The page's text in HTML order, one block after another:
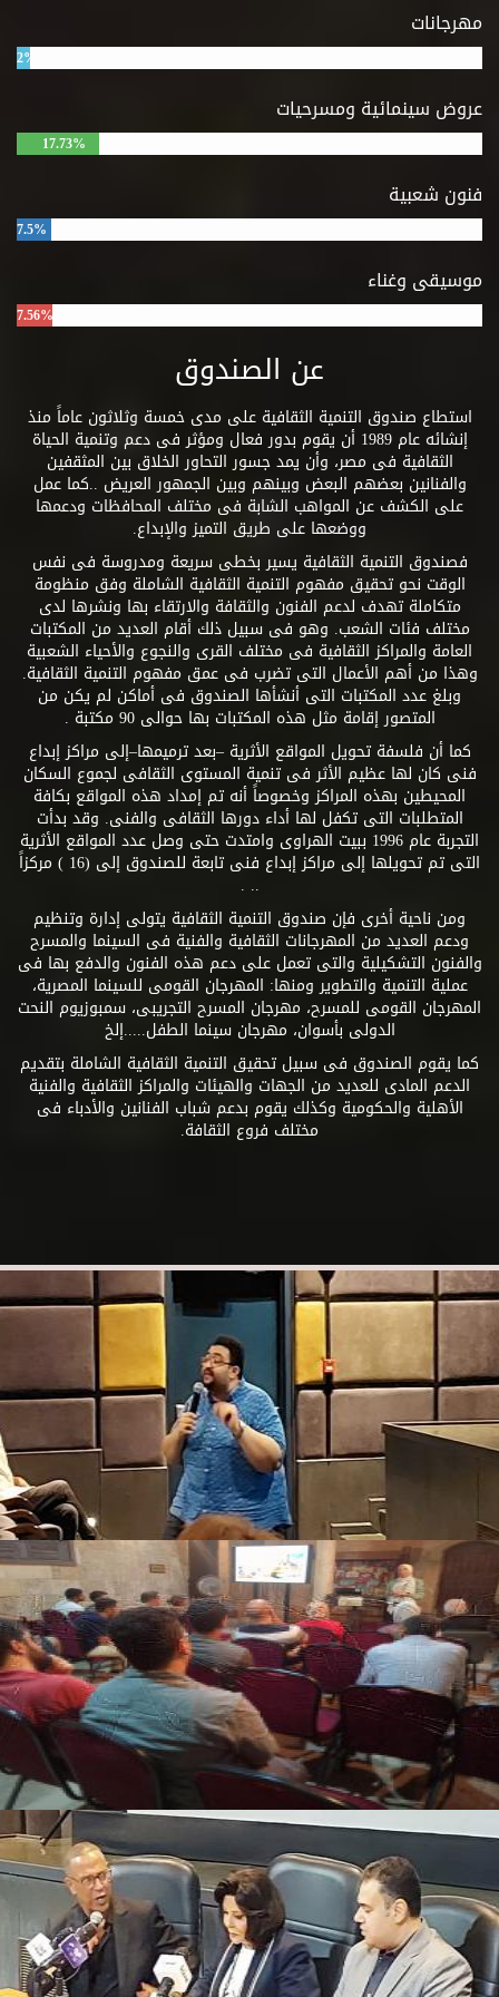
الأفلاطوني
واستمدوا منه
والديني
للواقع
لوك وتاسيسه
للمذهب
التجريبي ثم
وإسحق نيوتن
ثم صموئيل
كلارك
باركلي ويختم
عمله بدراسة
الفيلسوف
الإسكتلندي
ديفيد هيوم.
مهرجانات
2%
عروض سينمائية ومسرحيات
17.73%
فنون شعبية
7.5%
موسيقى وغناء
7.56%
عن الصندوق
استطاع صندوق التنمية الثقافية على مدى خمسة وثلاثون عاماً منذ
إنشائه عام 1989 أن يقوم بدور فعال ومؤثر فى دعم وتنمية الحياة
الثقافية فى مصر، وأن يمد جسور التحاور الخلاق بين المثقفين
والفنانين بعضهم البعض وبينهم وبين الجمهور العريض ..كما عمل
على الكشف عن المواهب الشابة فى مختلف المحافظات ودعمها
ووضعها على طريق التميز والإبداع.
فصندوق التنمية الثقافية يسير بخطى سريعة ومدروسة فى نفس
الوقت نحو تحقيق مفهوم التنمية الثقافية الشاملة وفق منظومة
متكاملة تهدف لدعم الفنون والثقافة والارتقاء بها ونشرها لدى
مختلف فئات الشعب. وهو فى سبيل ذلك أقام العديد من المكتبات
العامة والمراكز الثقافية فى مختلف القرى والنجوع والأحياء الشعبية
وهذا من أهم الأعمال التى تضرب فى عمق مفهوم التنمية الثقافية.
وبلغ عدد المكتبات التى أنشأها الصندوق فى أماكن لم يكن من
المتصور إقامة مثل هذه المكتبات بها حوالى 90 مكتبة .
كما أن فلسفة تحويل المواقع الأثرية –بعد ترميمها–إلى مراكز إبداع
فنى كان لها عظيم الأثر فى تنمية المستوى الثقافى لجموع السكان
المحيطين بهذه المراكز وخصوصاً أنه تم إمداد هذه المواقع بكافة
المتطلبات التى تكفل لها أداء دورها الثقافى والفنى. وقد بدأت
التجربة عام 1996 ببيت الهراوى وامتدت حتى وصل عدد المواقع الأثرية
التى تم تحويلها إلى مراكز إبداع فنى تابعة للصندوق إلى (16 ) مركزاً
.. .
ومن ناحية أخرى فإن صندوق التنمية الثقافية يتولى إدارة وتنظيم
ودعم العديد من المهرجانات الثقافية والفنية فى السينما والمسرح
والفنون التشكيلية والتى تعمل على دعم هذه الفنون والدفع بها فى
عملية التنمية والتطوير ومنها: المهرجان القومى للسينما المصرية،
المهرجان القومى للمسرح، مهرجان المسرح التجريبى، سمبوزيوم النحت
الدولى بأسوان، مهرجان سينما الطفل.....إلخ
كما يقوم الصندوق فى سبيل تحقيق التنمية الثقافية الشاملة بتقديم
الدعم المادى للعديد من الجهات والهيئات والمراكز الثقافية والفنية
الأهلية والحكومية وكذلك يقوم بدعم شباب الفنانين والأدباء فى
مختلف فروع الثقافة.